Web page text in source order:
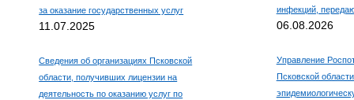
за оказание государственных услуг
11.07.2025
Сведения об организациях Псковской
области, получивших лицензии на
деятельность по оказанию услуг по
инфекций,
06.08.2026
Управление
Псковской